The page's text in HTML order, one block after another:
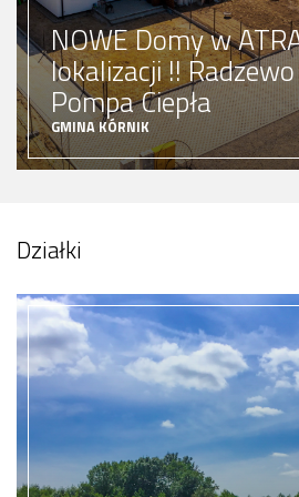
DOM 152m2 !!
STANDARD !! Pompa
GMINA ŚREM
zabudowa jednorodzinna
ZOBACZ OFERTĘ
Działki